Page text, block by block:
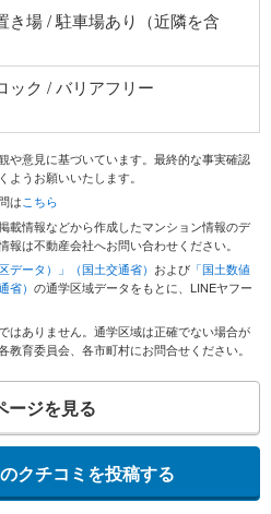
き場 / 駐車場あり（近隣を含
ック / バリアフリー
や意見に基づいています。最終的な事実確認
うお願いいたします。
はこちら
載情報などから作成したマンション情報のデ
は不動産会社へお問い合わせください。
データ）」（国土交通省） および 「国土数値
省） の通学区域データをもとに、LINEヤフー
はありません。通学区域は正確でない場合が
育委員会、各市町村にお問合せください。
ージを見る
クチコミを投稿する